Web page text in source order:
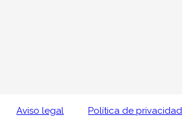
Aviso legal
Política de privacidad